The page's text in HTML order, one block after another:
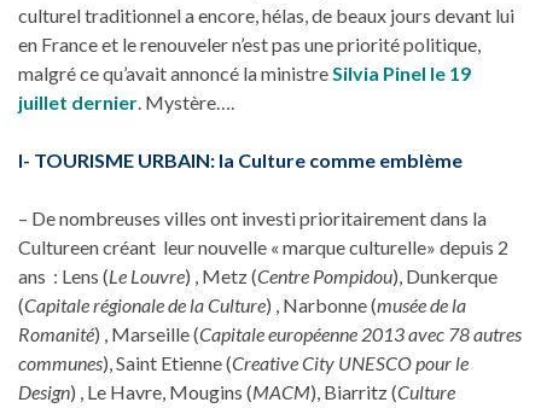
culturel traditionnel a encore, hélas, de beaux jours devant lui
en France et le renouveler n’est pas une priorité politique,
malgré ce qu’avait annoncé la ministreSilvia Pinel le 19
juillet dernier. Mystère….
I- TOURISME URBAIN: la Culture comme emblème
– De nombreuses villes ont investi prioritairement dans la
Cultureen créant leur nouvelle « marque culturelle» depuis 2
ans : Lens (Le Louvre) , Metz (Centre Pompidou), Dunkerque
(Capitale régionale de la Culture) , Narbonne (musée de la
Romanité) , Marseille (Capitale européenne 2013 avec 78 autres
communes), Saint Etienne (Creative City UNESCO pour le
Design) , Le Havre, Mougins (MACM), Biarritz (Culture